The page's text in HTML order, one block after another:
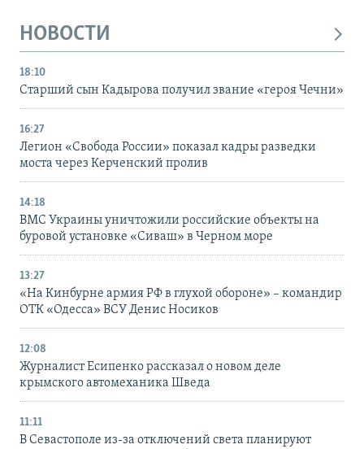
НОВОСТИ
18:10
Старший сын Кадырова получил звание «героя Чечни»
16:27
Легион «Свобода России» показал кадры разведки
моста через Керченский пролив
14:18
ВМС Украины уничтожили российские объекты на
буровой установке «Сиваш» в Черном море
13:27
«На Кинбурне армия РФ в глухой обороне» – командир
ОТК «Одесса» ВСУ Денис Носиков
12:08
Журналист Есипенко рассказал о новом деле
крымского автомеханика Шведа
11:11
В Севастополе из-за отключений света планируют